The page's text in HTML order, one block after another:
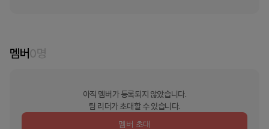
멤버0명
아직 멤버가 등록되지 않았습니다.
팀 리더가 초대할 수 있습니다.
멤버 초대